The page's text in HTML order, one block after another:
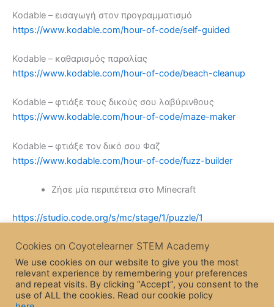
Kodable – εισαγωγή στον προγραμματισμό
https://www.kodable.com/hour-of-code/self-guided
Kodable – καθαρισμός παραλίας
https://www.kodable.com/hour-of-code/beach-cleanup
Kodable – φτιάξε τους δικούς σου λαβύρινθους
https://www.kodable.com/hour-of-code/maze-maker
Kodable – φτιάξε τον δικό σου Φαζ
https://www.kodable.com/hour-of-code/fuzz-builder
Ζήσε μία περιπέτεια στο Minecraft
https://studio.code.org/s/mc/stage/1/puzzle/1
Ungry birds
https://studio.code.org/hoc/1
Cookies on Coyotelearner STEM Academy
We use cookies on our website to give you the most
relevant experience by remembering your preferences
and repeat visits. By clicking “Accept”, you consent to the
use of ALL the cookies. Read our cookie policy